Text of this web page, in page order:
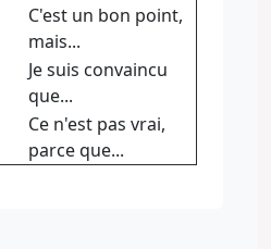
C'est un bon point,
mais...
Je suis convaincu
que...
Ce n'est pas vrai,
parce que...